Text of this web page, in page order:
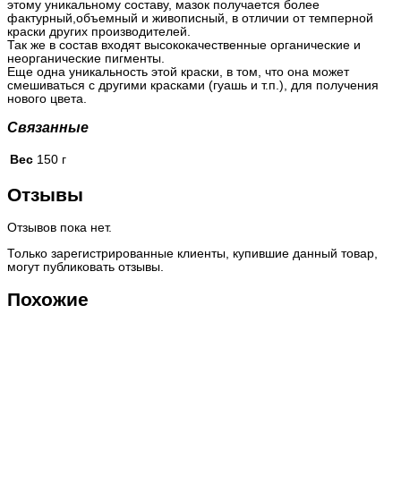
этому уникальному составу, мазок получается более
фактурный,объемный и живописный, в отличии от темперной
краски других производителей.
Так же в состав входят высококачественные органические и
неорганические пигменты.
Еще одна уникальность этой краски, в том, что она может
смешиваться с другими красками (гуашь и т.п.), для получения
нового цвета.
Связанные
Вес 150 г
Отзывы
Отзывов пока нет.
Только зарегистрированные клиенты, купившие данный товар,
могут публиковать отзывы.
Похожие